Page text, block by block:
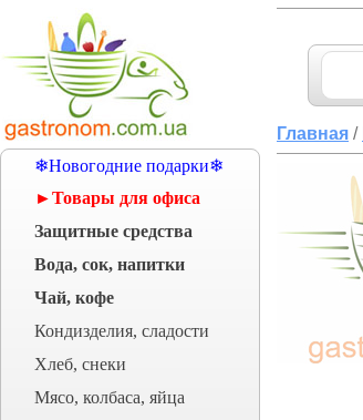
❄Новогодние подарки❄
►Товары для офиса
Защитные средства
Вода, сок, напитки
Чай, кофе
Кондизделия, сладости
Хлеб, снеки
Мясо, колбаса, яйца
Главная /